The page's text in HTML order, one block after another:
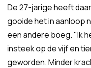
De 27-jarige heeft
gooide het in aanloop
een andere boeg. "Ik
insteek op de vijf en
geworden. Minder